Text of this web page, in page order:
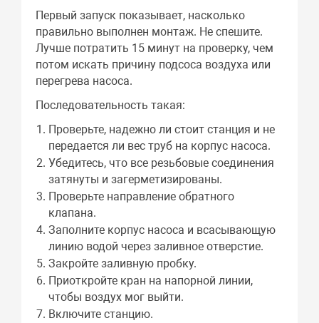
Первый запуск показывает, насколько
правильно выполнен монтаж. Не спешите.
Лучше потратить 15 минут на проверку, чем
потом искать причину подсоса воздуха или
перегрева насоса.
Последовательность такая:
Проверьте, надежно ли стоит станция и не
передается ли вес труб на корпус насоса.
Убедитесь, что все резьбовые соединения
затянуты и загерметизированы.
Проверьте направление обратного
клапана.
Заполните корпус насоса и всасывающую
линию водой через заливное отверстие.
Закройте заливную пробку.
Приоткройте кран на напорной линии,
чтобы воздух мог выйти.
Включите станцию.